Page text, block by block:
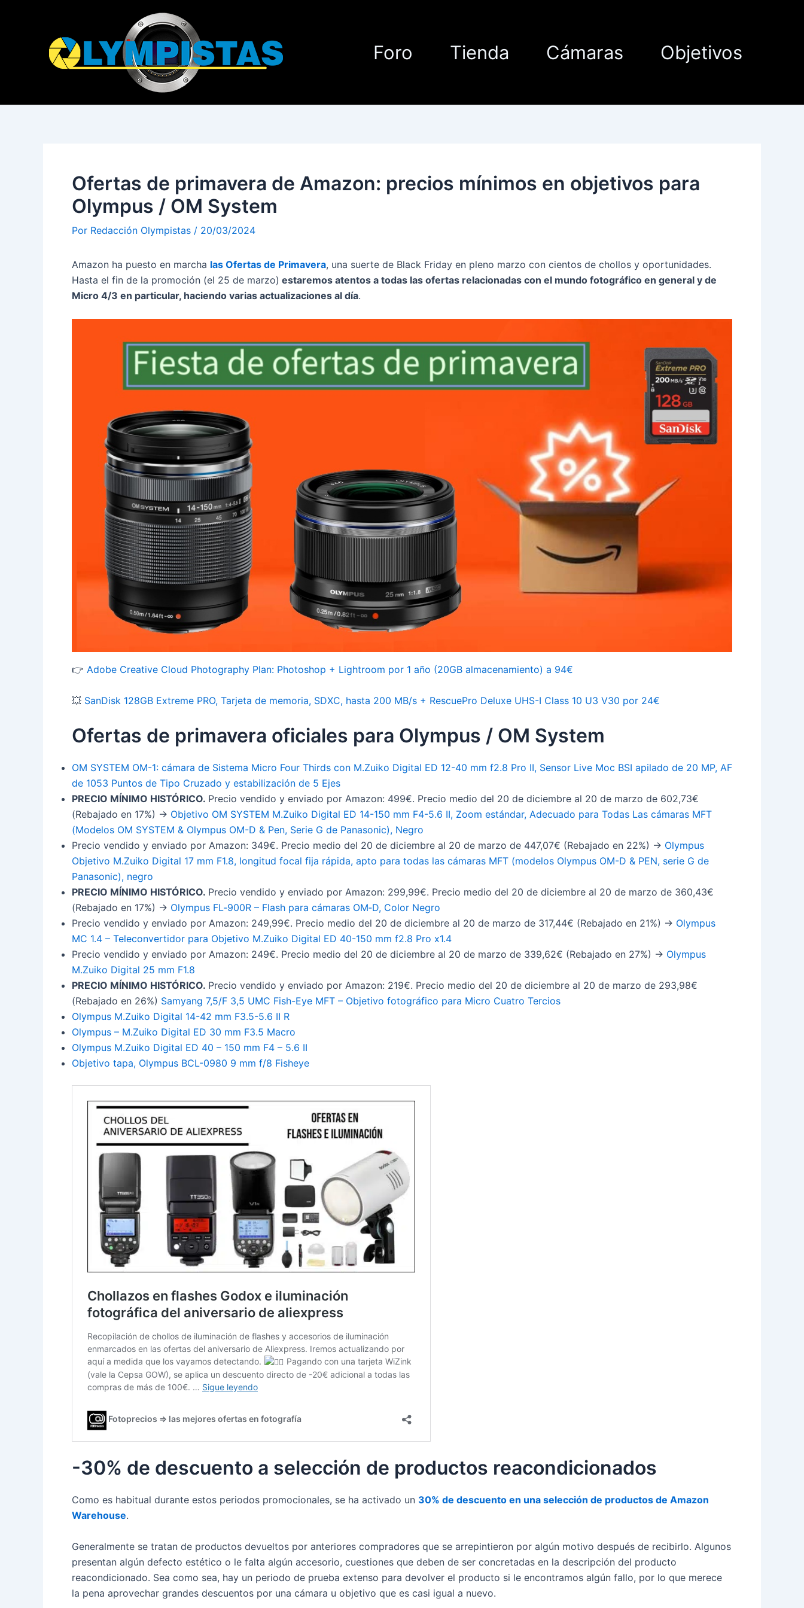
Foro Tienda Cámaras Objetivos
Ofertas de primavera de Amazon: precios mínimos en objetivos para
Olympus / OM System
Por Redacción Olympistas / 20/03/2024
Amazon ha puesto en marcha las Ofertas de Primavera, una suerte de Black Friday en pleno marzo con cientos de chollos y oportunidades.
Hasta el fin de la promoción (el 25 de marzo) estaremos atentos a todas las ofertas relacionadas con el mundo fotográfico en general y de
Micro 4/3 en particular, haciendo varias actualizaciones al día.
👉 Adobe Creative Cloud Photography Plan: Photoshop + Lightroom por 1 año (20GB almacenamiento) a 94€
💥 SanDisk 128GB Extreme PRO, Tarjeta de memoria, SDXC, hasta 200 MB/s + RescuePro Deluxe UHS-I Class 10 U3 V30 por 24€
Ofertas de primavera oficiales para Olympus / OM System
OM SYSTEM OM-1: cámara de Sistema Micro Four Thirds con M.Zuiko Digital ED 12-40 mm f2.8 Pro II, Sensor Live Moc BSI apilado de 20 MP, AF
de 1053 Puntos de Tipo Cruzado y estabilización de 5 Ejes
PRECIO MÍNIMO HISTÓRICO. Precio vendido y enviado por Amazon: 499€. Precio medio del 20 de diciembre al 20 de marzo de 602,73€
(Rebajado en 17%) -> Objetivo OM SYSTEM M.Zuiko Digital ED 14-150 mm F4-5.6 II, Zoom estándar, Adecuado para Todas Las cámaras MFT
(Modelos OM SYSTEM & Olympus OM-D & Pen, Serie G de Panasonic), Negro
Precio vendido y enviado por Amazon: 349€. Precio medio del 20 de diciembre al 20 de marzo de 447,07€ (Rebajado en 22%) -> Olympus
Objetivo M.Zuiko Digital 17 mm F1.8, longitud focal fija rápida, apto para todas las cámaras MFT (modelos Olympus OM-D & PEN, serie G de
Panasonic), negro
PRECIO MÍNIMO HISTÓRICO. Precio vendido y enviado por Amazon: 299,99€. Precio medio del 20 de diciembre al 20 de marzo de 360,43€
(Rebajado en 17%) -> Olympus FL‑900R – Flash para cámaras OM‑D, Color Negro
Precio vendido y enviado por Amazon: 249,99€. Precio medio del 20 de diciembre al 20 de marzo de 317,44€ (Rebajado en 21%) -> Olympus
MC 1.4 – Teleconvertidor para Objetivo M.Zuiko Digital ED 40-150 mm f2.8 Pro x1.4
Precio vendido y enviado por Amazon: 249€. Precio medio del 20 de diciembre al 20 de marzo de 339,62€ (Rebajado en 27%) -> Olympus
M.Zuiko Digital 25 mm F1.8
PRECIO MÍNIMO HISTÓRICO. Precio vendido y enviado por Amazon: 219€. Precio medio del 20 de diciembre al 20 de marzo de 293,98€
(Rebajado en 26%) Samyang 7,5/F 3,5 UMC Fish-Eye MFT – Objetivo fotográfico para Micro Cuatro Tercios
Olympus M.Zuiko Digital 14-42 mm F3.5-5.6 II R
Olympus – M.Zuiko Digital ED 30 mm F3.5 Macro
Olympus M.Zuiko Digital ED 40 – 150 mm F4 – 5.6 II
Objetivo tapa, Olympus BCL-0980 9 mm f/8 Fisheye
-30% de descuento a selección de productos reacondicionados
Como es habitual durante estos periodos promocionales, se ha activado un 30% de descuento en una selección de productos de Amazon
Warehouse.
Generalmente se tratan de productos devueltos por anteriores compradores que se arrepintieron por algún motivo después de recibirlo. Algunos
presentan algún defecto estético o le falta algún accesorio, cuestiones que deben de ser concretadas en la descripción del producto
reacondicionado. Sea como sea, hay un periodo de prueba extenso para devolver el producto si le encontramos algún fallo, por lo que merece
la pena aprovechar grandes descuentos por una cámara u objetivo que es casi igual a nuevo.